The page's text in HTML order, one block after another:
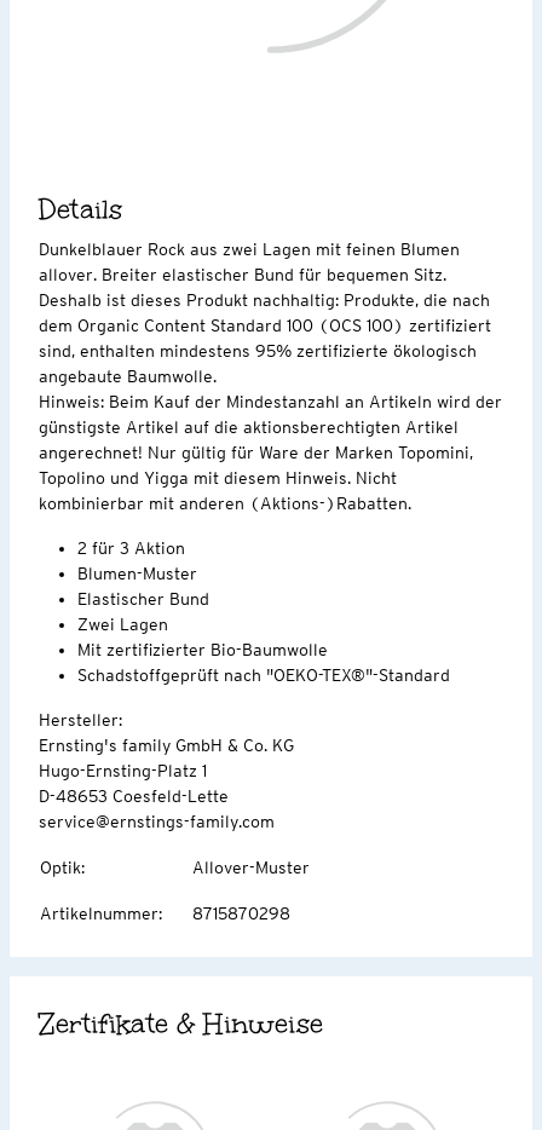
Details
Dunkelblauer Rock aus zwei Lagen mit feinen Blumen
allover. Breiter elastischer Bund für bequemen Sitz.
Deshalb ist dieses Produkt nachhaltig: Produkte, die nach
dem Organic Content Standard 100 (OCS 100) zertifiziert
sind, enthalten mindestens 95% zertifizierte ökologisch
angebaute Baumwolle.
Hinweis: Beim Kauf der Mindestanzahl an Artikeln wird der
günstigste Artikel auf die aktionsberechtigten Artikel
angerechnet! Nur gültig für Ware der Marken Topomini,
Topolino und Yigga mit diesem Hinweis. Nicht
kombinierbar mit anderen (Aktions-)Rabatten.
2 für 3 Aktion
Blumen-Muster
Elastischer Bund
Zwei Lagen
Mit zertifizierter Bio-Baumwolle
Schadstoffgeprüft nach "OEKO-TEX®"-Standard
Hersteller:
Ernsting's family GmbH & Co. KG
Hugo-Ernsting-Platz 1
D-48653 Coesfeld-Lette
service@ernstings-family.com
Optik: Allover-Muster
Artikelnummer: 8715870298
Zertifikate & Hinweise